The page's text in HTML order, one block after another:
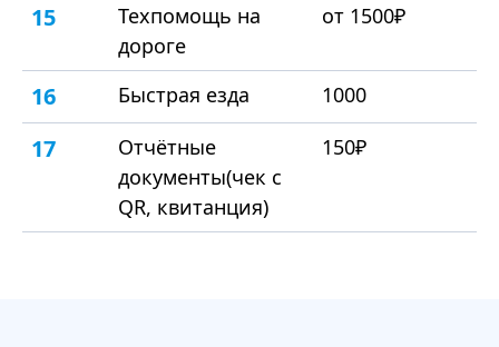
15
Техпомощь на
дороге
от 1500₽
16 Быстрая езда 1000
17
Отчётные
документы(чек с
QR, квитанция)
150₽